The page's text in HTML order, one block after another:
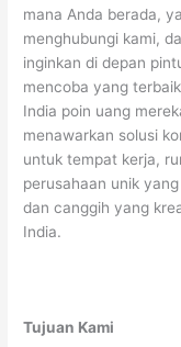
mana Anda berada,
menghubungi kami,
inginkan di depan
mencoba yang
India poin uang
menawarkan solusi
untuk tempat kerja,
perusahaan unik
dan canggih yang
India.
Tujuan Kami